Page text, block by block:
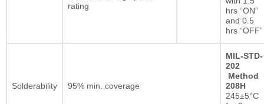
hrs “ON”
and 0.5
hrs “OFF”
rating
Solderability 95% min. coverage
MIL-STD-
202
Method
208H
245±5°C